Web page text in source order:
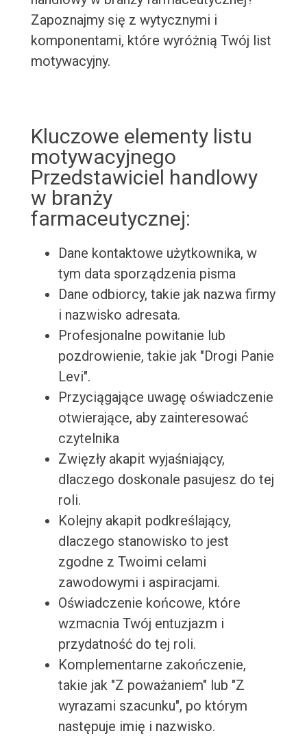
Zapoznajmy się z wytycznymi i
komponentami, które wyróżnią Twój list
motywacyjny.
Kluczowe elementy listu
motywacyjnego
Przedstawiciel handlowy
w branży
farmaceutycznej:
Dane kontaktowe użytkownika, w
tym data sporządzenia pisma
Dane odbiorcy, takie jak nazwa firmy
i nazwisko adresata.
Profesjonalne powitanie lub
pozdrowienie, takie jak "Drogi Panie
Levi".
Przyciągające uwagę oświadczenie
otwierające, aby zainteresować
czytelnika
Zwięzły akapit wyjaśniający,
dlaczego doskonale pasujesz do tej
roli.
Kolejny akapit podkreślający,
dlaczego stanowisko to jest
zgodne z Twoimi celami
zawodowymi i aspiracjami.
Oświadczenie końcowe, które
wzmacnia Twój entuzjazm i
przydatność do tej roli.
Komplementarne zakończenie,
takie jak "Z poważaniem" lub "Z
wyrazami szacunku", po którym
następuje imię i nazwisko.